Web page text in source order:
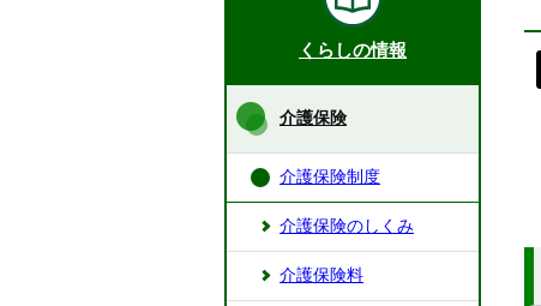
くらしの情報
介護保険
介護保険制度
介護保険のしくみ
介護保険料